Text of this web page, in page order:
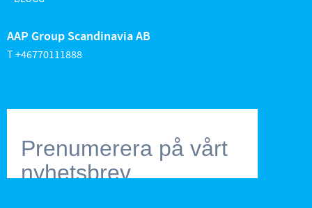
AAP Group Scandinavia AB
T +46770111888